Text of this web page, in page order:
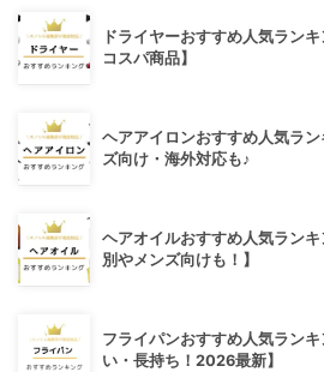
ドライヤーおすすめ人気ラン
コスパ商品】
ヘアアイロンおすすめ人気ラ
ズ向け・海外対応も♪
ヘアオイルおすすめ人気ラン
別やメンズ向けも！】
フライパンおすすめ人気ラン
い・長持ち！2026最新】